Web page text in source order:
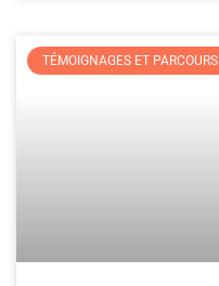
TÉMOIGNAGES ET PARCOURS